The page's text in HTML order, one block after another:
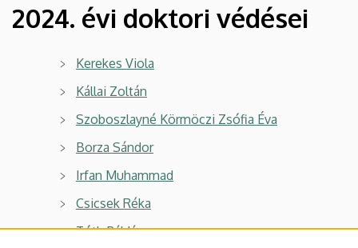
Juhász-
Nagy
Doktori
Iskola
2024. évi doktori védései
Kerekes Viola
Kállai Zoltán
Szoboszlayné Körmöczi Zsófia Éva
Borza Sándor
Irfan Muhammad
Csicsek Réka
Tóth Pál János